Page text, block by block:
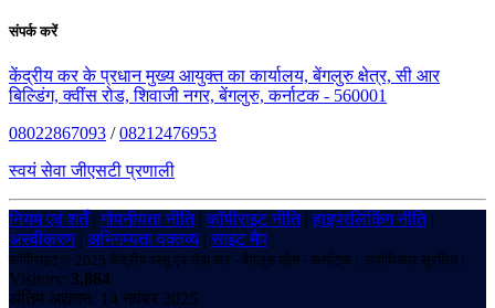
संपर्क करें
केंद्रीय कर के प्रधान मुख्य आयुक्त का कार्यालय, बेंगलुरु क्षेत्र, सी आर
बिल्डिंग, क्वींस रोड, शिवाजी नगर, बेंगलुरु, कर्नाटक - 560001
08022867093 /08212476953
स्वयं सेवा जीएसटी प्रणाली
नियम एवं शर्तें|गोपनीयता नीति|कॉपीराइट नीति|हाइपरलिंकिंग नीति|
अस्वीकरण | अभिगम्यता वक्तव्य |साइट मैप
कॉपीराइट © 2025 केंद्रीय वस्तु एवं सेवा कर - बेंगलुरु ज़ोन - कर्नाटक। सर्वाधिकार सुरक्षित।
Visitors: 3,864
अंतिम अद्यतन: 14 नवंबर 2025